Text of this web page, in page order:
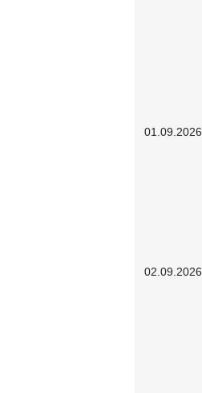
01.09.2026
02.09.2026